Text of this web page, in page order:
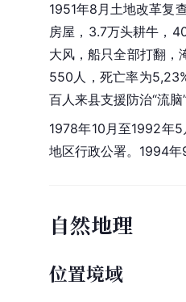
1951年8月土地改革复
房屋，3.7万头耕牛，
大风，船只全部打翻
550人，死亡率为
百人来县支援防治“流脑
1978年10月至1992年5
地区行政公署。1994
自然地理
位置境域